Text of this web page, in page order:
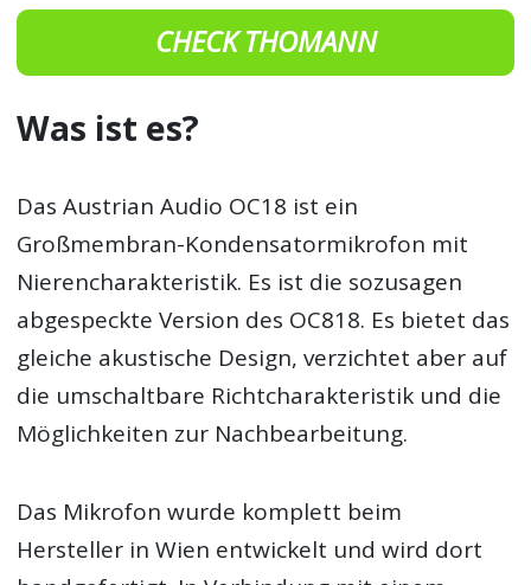
CHECK THOMANN
Was ist es?
Das Austrian Audio OC18 ist ein
Großmembran-Kondensatormikrofon mit
Nierencharakteristik. Es ist die sozusagen
abgespeckte Version des OC818. Es bietet das
gleiche akustische Design, verzichtet aber auf
die umschaltbare Richtcharakteristik und die
Möglichkeiten zur Nachbearbeitung.
Das Mikrofon wurde komplett beim
Hersteller in Wien entwickelt und wird dort